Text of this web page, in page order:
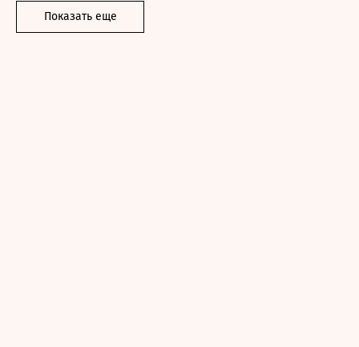
Показать еще